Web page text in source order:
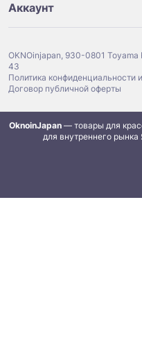
Аккаунт
OKNOinjapan, 930-0801
43
Политика конфиденциальности
Договор публичной оферты
OknoinJapan — товары для
для внутреннего